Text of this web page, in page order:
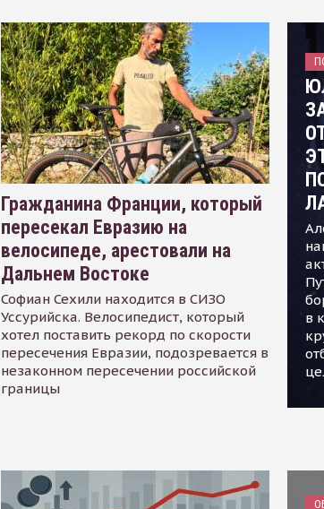
Гражданина Франции, который
пересекал Евразию на
велосипеде, арестовали на
Дальнем Востоке
Софиан Сехили находится в СИЗО
Уссурийска. Велосипедист, который
хотел поставить рекорд по скорости
пересечения Евразии, подозревается в
незаконном пересечении российской
границы
в